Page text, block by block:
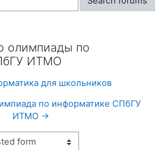
олимпиады по
ИТМО
для школьников
по информатике СПбГУ
ИТМО →